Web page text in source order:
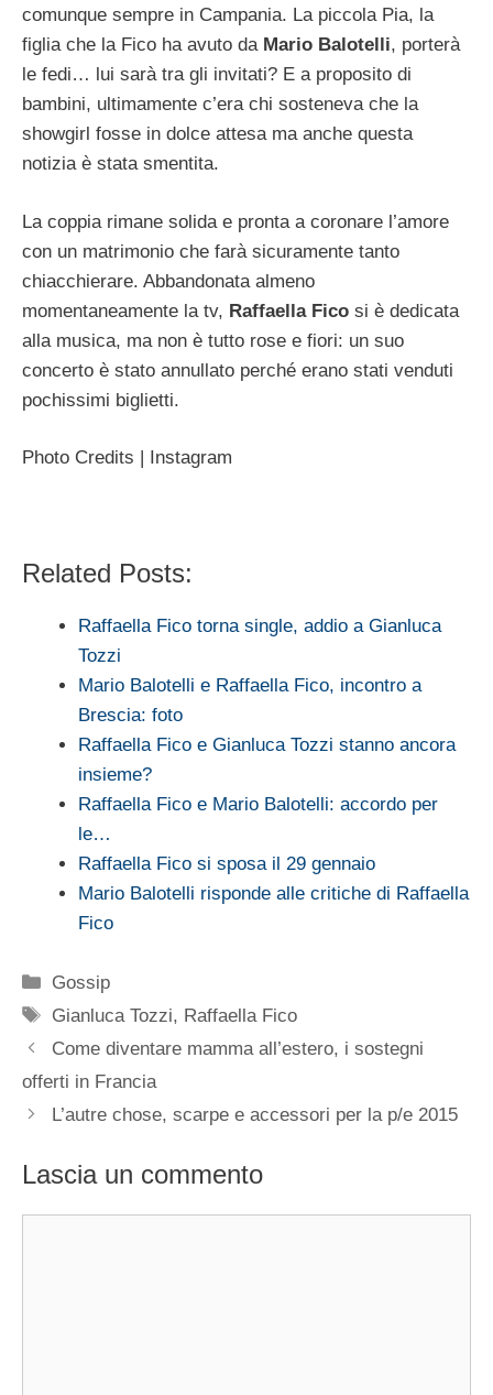
comunque sempre in Campania. La piccola Pia, la
figlia che la Fico ha avuto da Mario Balotelli, porterà
le fedi… lui sarà tra gli invitati? E a proposito di
bambini, ultimamente c’era chi sosteneva che la
showgirl fosse in dolce attesa ma anche questa
notizia è stata smentita.
La coppia rimane solida e pronta a coronare l’amore
con un matrimonio che farà sicuramente tanto
chiacchierare. Abbandonata almeno
momentaneamente la tv, Raffaella Fico si è dedicata
alla musica, ma non è tutto rose e fiori: un suo
concerto è stato annullato perché erano stati venduti
pochissimi biglietti.
Photo Credits | Instagram
Related Posts:
Raffaella Fico torna single, addio a Gianluca
Tozzi
Mario Balotelli e Raffaella Fico, incontro a
Brescia: foto
Raffaella Fico e Gianluca Tozzi stanno ancora
insieme?
Raffaella Fico e Mario Balotelli: accordo per
le…
Raffaella Fico si sposa il 29 gennaio
Mario Balotelli risponde alle critiche di Raffaella
Fico
Categorie
Gossip
Tag
Gianluca Tozzi, Raffaella Fico
Come diventare mamma all’estero, i sostegni
offerti in Francia
L’autre chose, scarpe e accessori per la p/e 2015
Lascia un commento